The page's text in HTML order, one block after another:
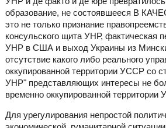
образование, не состоявшееся В
это не только признание
консульского щита УНР, фактическая
УНР в США и выход Украины из
отсутствие какого либо реального
оккупированной территории УССР со
УНР" представляющих интересы не
временно оккупированной территории
Для урегулирования непростой